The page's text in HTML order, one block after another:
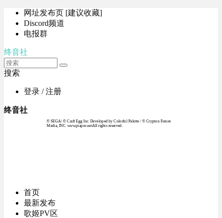
网址发布页 [建议收藏]
Discord频道
电报群
终音社
搜索
登录 / 注册
终音社
© SEGA / © Craft Egg Inc. Developed by Colorful Palette / © Crypton Future
Media, INC. www.piapro.netAll rights reserved.
首页
最新发布
歌姬PV区